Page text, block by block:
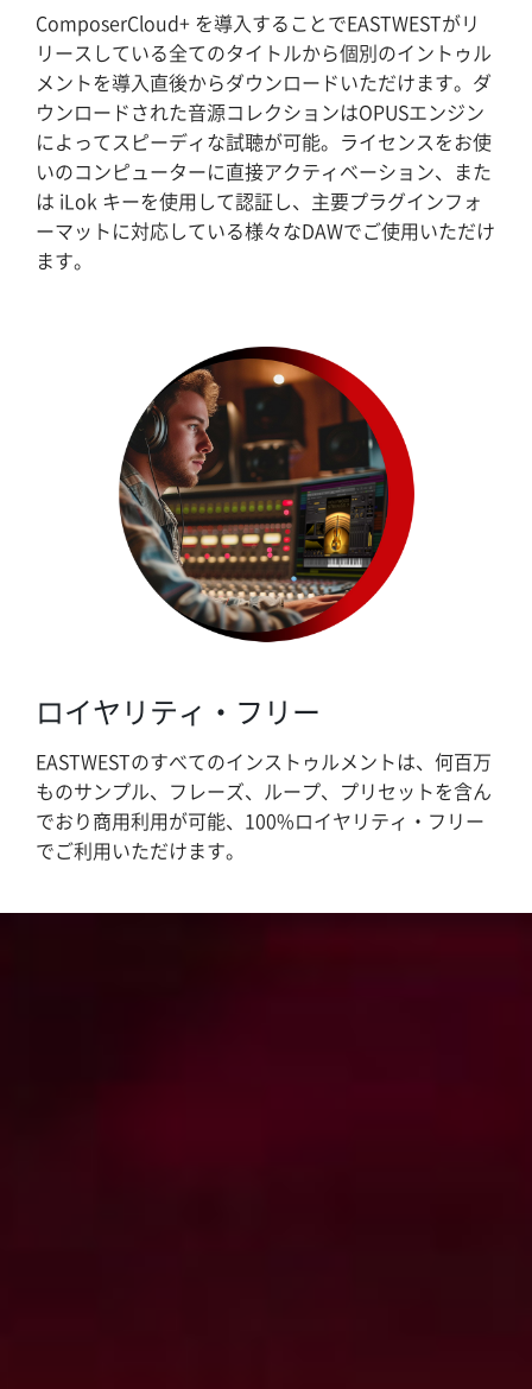
ComposerCloud+ を導入することでEASTWESTがリ
リースしている全てのタイトルから個別のイントゥル
メントを導入直後からダウンロードいただけます。ダ
ウンロードされた音源コレクションはOPUSエンジン
によってスピーディな試聴が可能。ライセンスをお使
いのコンピューターに直接アクティベーション、また
は iLok キーを使用して認証し、主要プラグインフォ
ーマットに対応している様々なDAWでご使用いただけ
ます。
ロイヤリティ・フリー
EASTWESTのすべてのインストゥルメントは、何百万
ものサンプル、フレーズ、ループ、プリセットを含ん
でおり商用利用が可能、100%ロイヤリティ・フリー
でご利用いただけます。